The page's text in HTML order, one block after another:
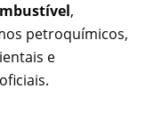
,
petroquímicos,
e